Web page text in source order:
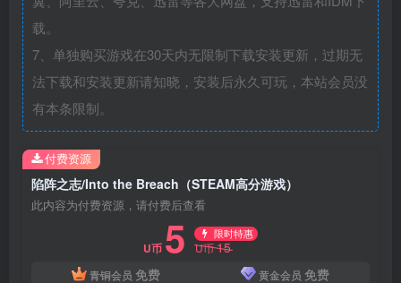
载。
7、单独购买游戏在30天内无限制下载安装更新，过期无
法下载和安装更新请知晓，安装后永久可玩，本站会员没
有本条限制。
陷阵之志/Into the Breach（STEAM高分游戏）
此内容为付费资源，请付费后查看
U币 5 限时特惠
U币15
青铜会员 免费 黄金会员 免费
付费资源